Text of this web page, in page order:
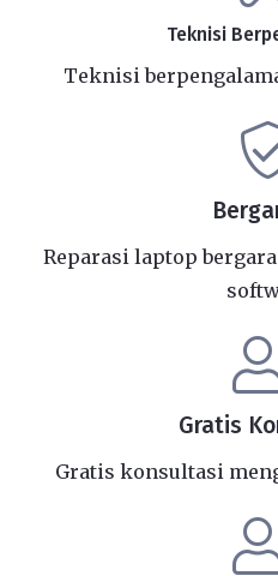
Teknisi
Teknisi
Reparasi laptop
Gratis
Gratis konsultasi